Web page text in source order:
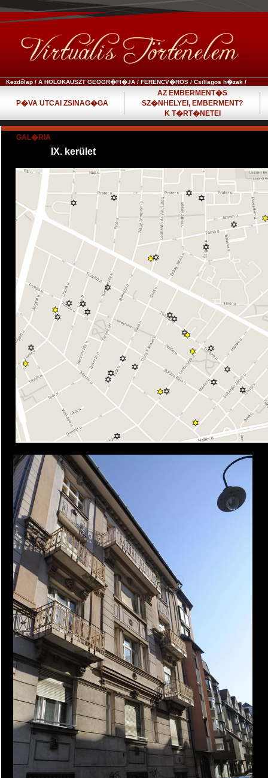
Kezdőlap / A HOLOKAUSZT GEOGR�FI�JA / FERENCV�ROS / Csillagos h�zak /
P�VA UTCAI ZSINAG�GA
AZ EMBERMENT�S
SZ�NHELYEI, EMBERMENT?
K T�RT�NETEI
GAL�RIA
IX. kerület